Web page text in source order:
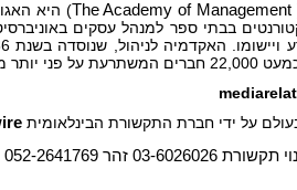
The Academy of Management) היא
בבתי ספר למנהל עסקים
מ-125 מדינות.
על ידי חברת התקשורת הבינלאומית
03-6026026 זהר 052-2641769